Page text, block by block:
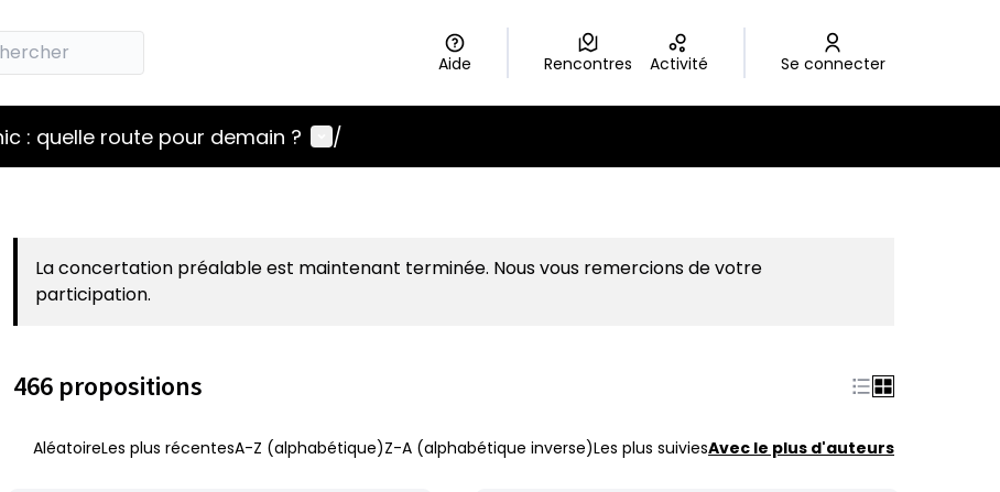
Aide Rencontres Activité Se connecter
: quelle route pour demain ? Menu utilisateur
/
La concertation préalable est maintenant terminée. Nous vous remercions de votre
participation.
466 propositions
AléatoireLes plus récentesA-Z (alphabétique)Z-A (alphabétique inverse)Les plus suiviesAvec le plus d'auteurs